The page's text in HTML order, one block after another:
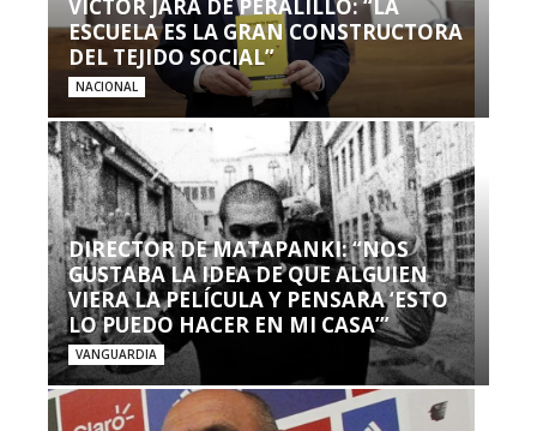
VÍCTOR JARA DE PERALILLO: “LA
ESCUELA ES LA GRAN CONSTRUCTORA
DEL TEJIDO SOCIAL”
NACIONAL
DIRECTOR DE MATAPANKI: “NOS
GUSTABA LA IDEA DE QUE ALGUIEN
VIERA LA PELÍCULA Y PENSARA ‘ESTO
LO PUEDO HACER EN MI CASA’”
VANGUARDIA